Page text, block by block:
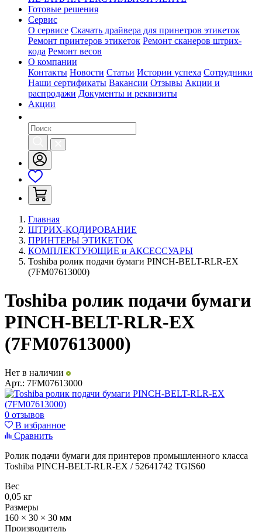
Готовые решения
Сервис
О сервисе Скачать драйвера для принетров этикеток
Ремонт принтеров этикеток Ремонт сканеров штрих-
кода Ремонт весов
О компании
Контакты Новости Статьи Истории успеха Сотрудники
Наши сертификаты Вакансии Отзывы Акции и
распродажи Документы и реквизиты
Акции
Главная
ШТРИХ-КОДИРОВАНИЕ
ПРИНТЕРЫ ЭТИКЕТОК
КОМПЛЕКТУЮЩИЕ и АКСЕССУАРЫ
Toshiba ролик подачи бумаги PINCH-BELT-RLR-EX
(7FM07613000)
Toshiba ролик подачи бумаги
PINCH-BELT-RLR-EX
(7FM07613000)
Нет в наличии
Арт.: 7FM07613000
0 отзывов
В избранное
Сравнить
Ролик подачи бумаги для принтеров промышленного класса
Toshiba PINCH-BELT-RLR-EX / 52641742 TGIS60
Вес
0,05 кг
Размеры
160 × 30 × 30 мм
Производитель